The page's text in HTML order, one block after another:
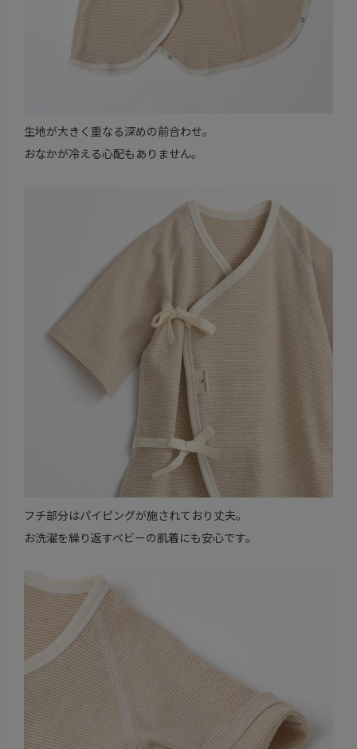
生地が大きく重なる深めの前合わせ。
おなかが冷える心配もありません。
フチ部分はパイピングが施されており丈夫。
お洗濯を繰り返すベビーの肌着にも安心です。